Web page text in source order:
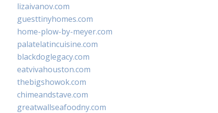
lizaivanov.com
guesttinyhomes.com
home-plow-by-meyer.com
palatelatincuisine.com
blackdoglegacy.com
eatvivahouston.com
thebigshowok.com
chimeandstave.com
greatwallseafoodny.com